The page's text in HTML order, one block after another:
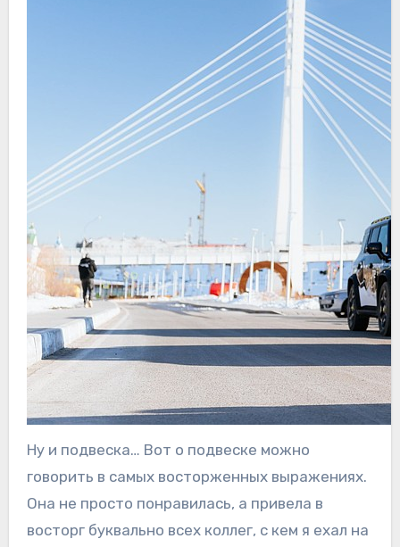
Ну и подвеска… Вот о подвеске можно
говорить в самых восторженных выражениях.
Она не просто понравилась, а привела в
восторг буквально всех коллег, с кем я ехал на